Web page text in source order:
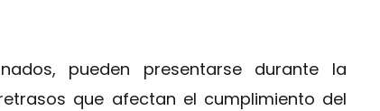
pueden presentarse durante la
que afectan el cumplimiento del